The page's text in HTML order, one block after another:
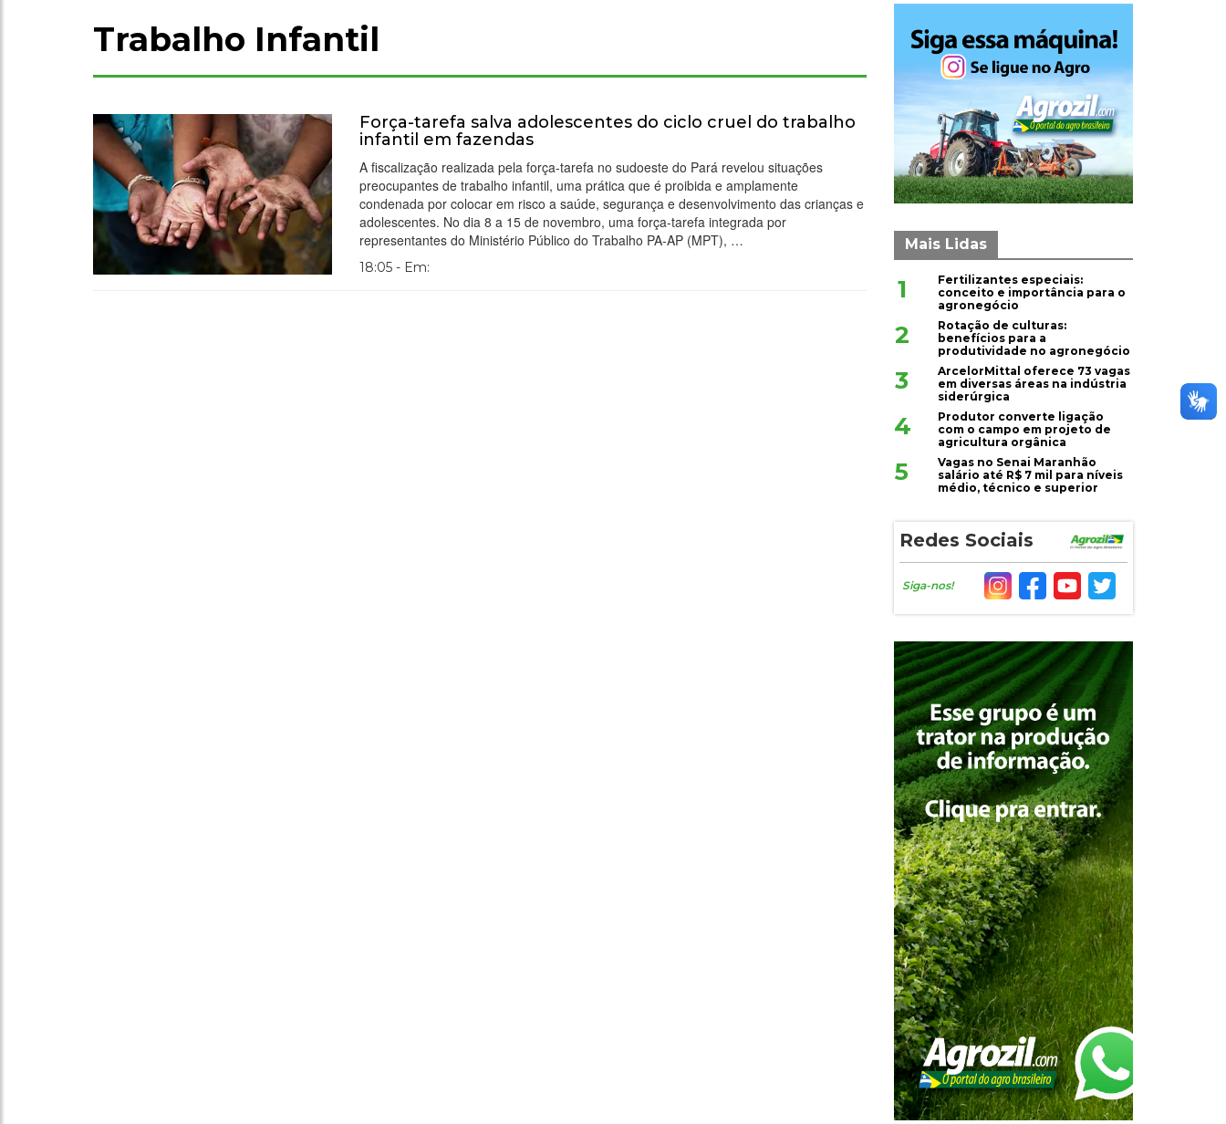
Trabalho Infantil
Força-tarefa salva adolescentes do ciclo cruel do trabalho
infantil em fazendas
A fiscalização realizada pela força-tarefa no sudoeste do Pará revelou situações
preocupantes de trabalho infantil, uma prática que é proibida e amplamente
condenada por colocar em risco a saúde, segurança e desenvolvimento das crianças e
adolescentes. No dia 8 a 15 de novembro, uma força-tarefa integrada por
representantes do Ministério Público do Trabalho PA-AP (MPT), …
18:05 - Em:
Mais Lidas
1
Fertilizantes especiais:
conceito e importância para o
agronegócio
2
Rotação de culturas:
benefícios para a
produtividade no agronegócio
3
ArcelorMittal oferece 73 vagas
em diversas áreas na indústria
siderúrgica
4
Produtor converte ligação
com o campo em projeto de
agricultura orgânica
5
Vagas no Senai Maranhão
salário até R$ 7 mil para níveis
médio, técnico e superior
Redes Sociais
Siga-nos!